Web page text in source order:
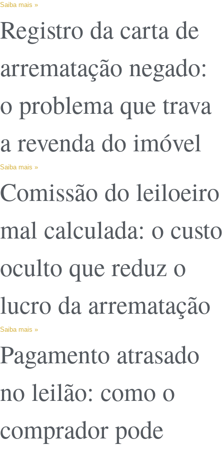
Saiba mais »
Registro da carta de
arrematação negado:
o problema que trava
a revenda do imóvel
Saiba mais »
Comissão do leiloeiro
mal calculada: o custo
oculto que reduz o
lucro da arrematação
Saiba mais »
Pagamento atrasado
no leilão: como o
comprador pode